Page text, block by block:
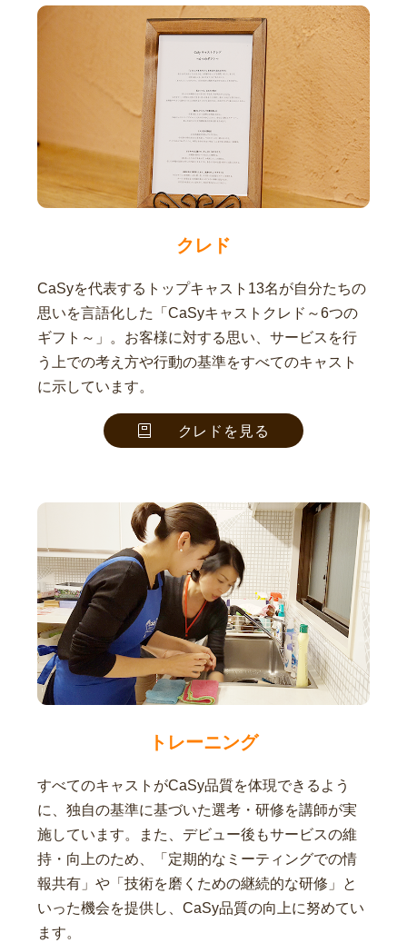
クレド
CaSyを代表するトップキャスト13名が自分たちの
思いを言語化した「CaSyキャストクレド～6つの
ギフト～」。お客様に対する思い、サービスを行
う上での考え方や行動の基準をすべてのキャスト
に示しています。
クレドを見る
トレーニング
すべてのキャストがCaSy品質を体現できるよう
に、独自の基準に基づいた選考・研修を講師が実
施しています。また、デビュー後もサービスの維
持・向上のため、「定期的なミーティングでの情
報共有」や「技術を磨くための継続的な研修」と
いった機会を提供し、CaSy品質の向上に努めてい
ます。